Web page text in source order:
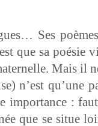
Ses
que sa poésie
Mais il
n’est qu’une
:
que se situe